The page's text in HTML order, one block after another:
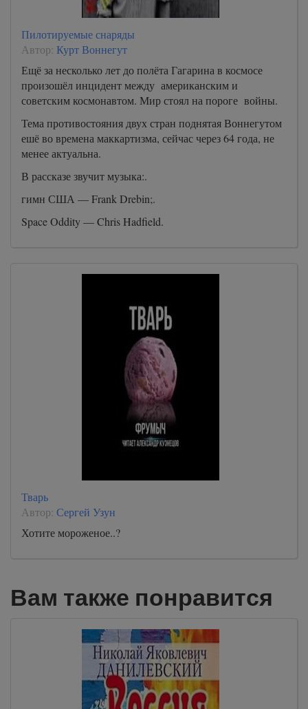
Пилотируемые снаряды
Автор: Курт Воннегут
Ещё за несколько лет до полёта Гагарина в космосе
произошёл инцидент между американским и
советским космонавтом. Мир стоял на пороге войны.
Тема противостояния двух стран поднятая Воннегутом
ешё во времена маккартизма, сейчас через 64 года, не
менее актуальна.
В рассказе звучит музыка:.
гимн США — Frank Drebin;.
Space Oddity — Chris Hadfield.
Тварь
Автор: Сергей Узун
Хотите мороженое..?
Вам также понравится